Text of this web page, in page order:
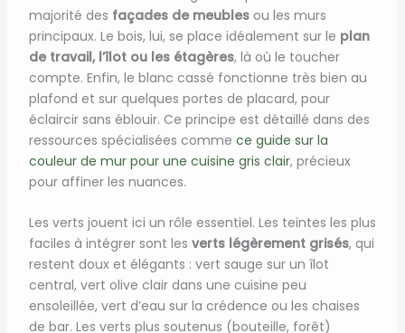
majorité des façades de meublesou les murs
principaux. Le bois, lui, se place idéalement sur le plan
de travail, l’îlot ou les étagères, là où le toucher
compte. Enfin, le blanc cassé fonctionne très bien au
plafond et sur quelques portes de placard, pour
éclaircir sans éblouir. Ce principe est détaillé dans des
ressources spécialisées comme ce guide sur la
couleur de mur pour une cuisine gris clair, précieux
pour affiner les nuances.
Les verts jouent ici un rôle essentiel. Les teintes les plus
faciles à intégrer sont les verts légèrement grisés, qui
restent doux et élégants : vert sauge sur un îlot
central, vert olive clair dans une cuisine peu
ensoleillée, vert d’eau sur la crédence ou les chaises
de bar. Les verts plus soutenus (bouteille, forêt)